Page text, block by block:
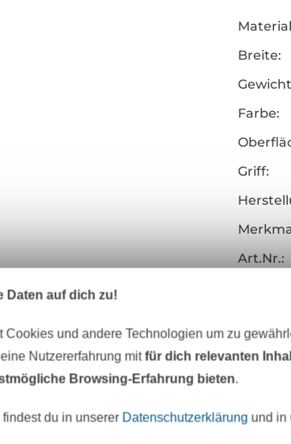
Breite:
Farbe:
Griff:
Art.Nr.:
Unser Tipp: Das
Daten auf dich zu!
Cookies und andere Technologien um zu
Nutzererfahrung mitfür dich relevanten
Browsing-Erfahrung bieten.
du in unserer Datenschutzerklärung und in